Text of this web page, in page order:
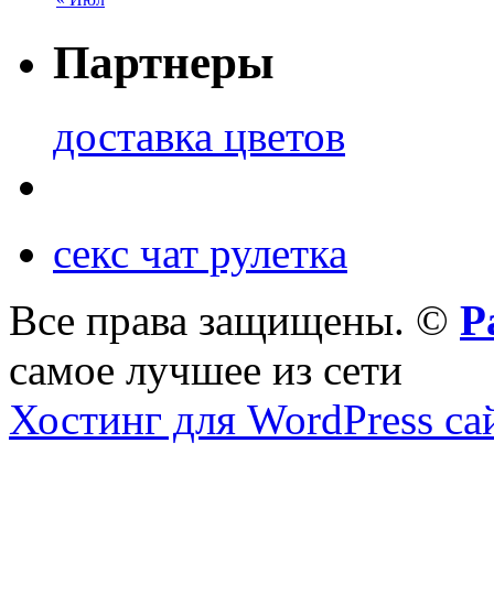
Партнеры
доставка цветов
секс чат рулетка
Все права защищены. ©
самое лучшее из сети
Хостинг для WordPress